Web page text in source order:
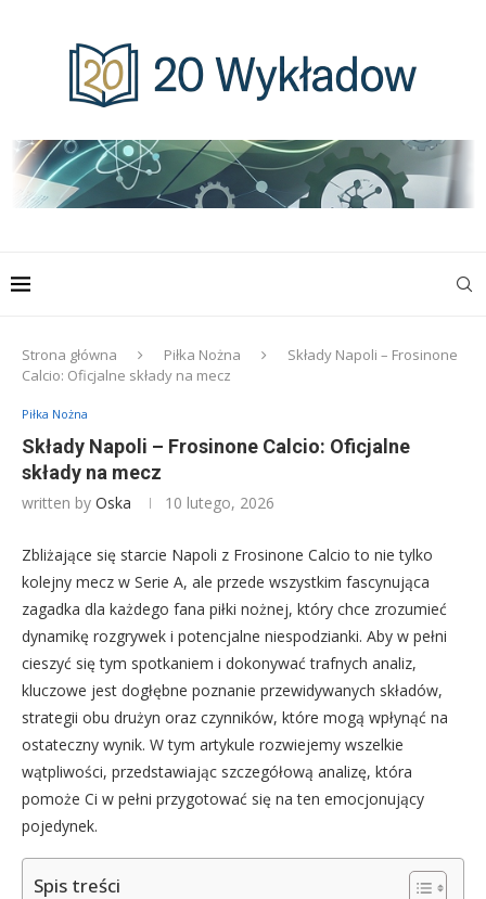
Strona główna Piłka Nożna
Składy Napoli – Frosinone
Calcio: Oficjalne składy na mecz
Piłka Nożna
Składy Napoli – Frosinone Calcio: Oficjalne
składy na mecz
written by Oska 10 lutego, 2026
Zbliżające się starcie Napoli z Frosinone Calcio to nie tylko
kolejny mecz w Serie A, ale przede wszystkim fascynująca
zagadka dla każdego fana piłki nożnej, który chce zrozumieć
dynamikę rozgrywek i potencjalne niespodzianki. Aby w pełni
cieszyć się tym spotkaniem i dokonywać trafnych analiz,
kluczowe jest dogłębne poznanie przewidywanych składów,
strategii obu drużyn oraz czynników, które mogą wpłynąć na
ostateczny wynik. W tym artykule rozwiejemy wszelkie
wątpliwości, przedstawiając szczegółową analizę, która
pomoże Ci w pełni przygotować się na ten emocjonujący
pojedynek.
Spis treści